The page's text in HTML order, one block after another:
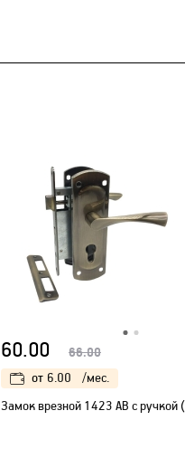
60.00 66.00
от 6.00
/мес.
Замок врезной 1423 AB с ручкой